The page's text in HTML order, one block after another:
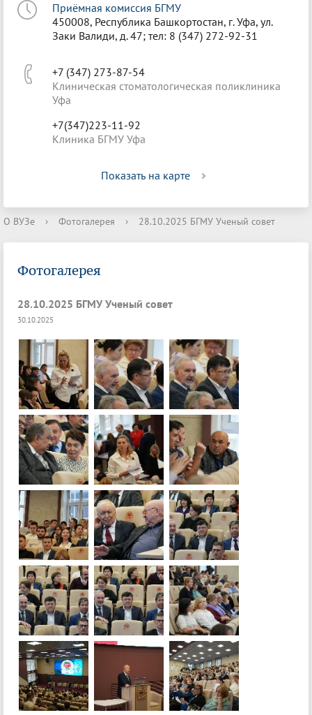
Приёмная комиссия БГМУ
450008, Республика Башкортостан, г. Уфа, ул.
Заки Валиди, д. 47; тел: 8 (347) 272-92-31
+7 (347) 273-87-54
Клиническая стоматологическая поликлиника
Уфа
+7(347)223-11-92
Клиника БГМУ Уфа
Показать на карте
О ВУЗе › Фотогалерея › 28.10.2025 БГМУ Ученый совет
Фотогалерея
28.10.2025 БГМУ Ученый совет
30.10.2025